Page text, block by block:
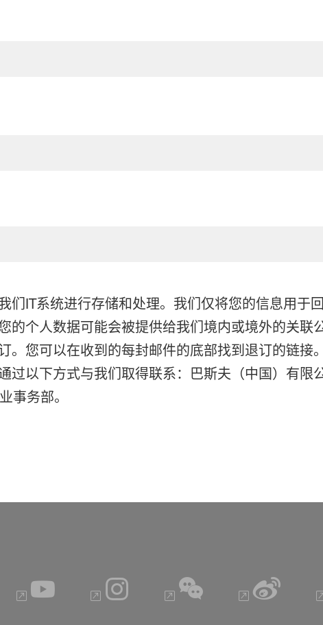
们IT系统进行存储和处理。我们仅将您的信息用于
的个人数据可能会被提供给我们境内或境外的关联
。您可以在收到的每封邮件的底部找到退订的链接
过以下方式与我们取得联系：巴斯夫（中国）有限
事务部。